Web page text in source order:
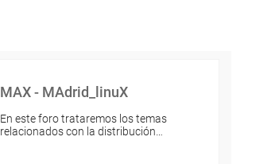
MAX - MAdrid_linuX
En este foro trataremos los temas
relacionados con la distribución…